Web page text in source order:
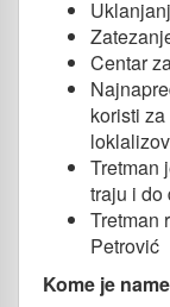
Centar
koristi
Tretman
traju i do
Tretman
Petrović
Kome je